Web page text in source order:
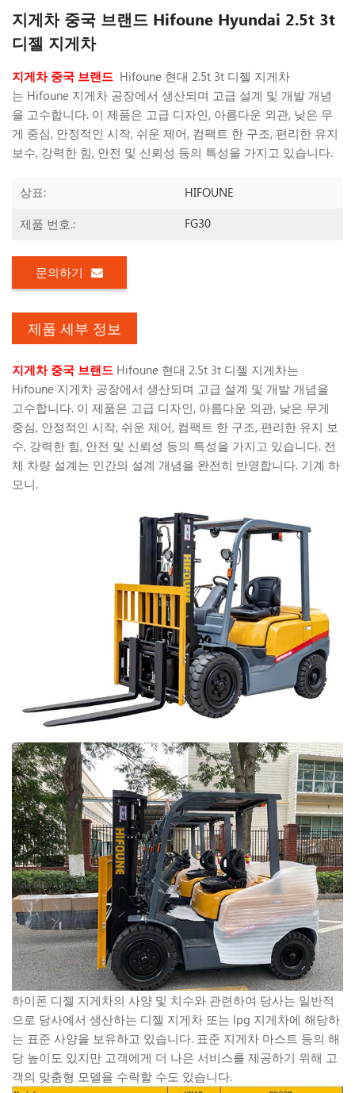
지게차 중국 브랜드 Hifoune Hyundai 2.5t 3t
디젤 지게차
지게차 중국 브랜드 Hifoune 현대 2.5t 3t 디젤 지게차
는 Hifoune 지게차 공장에서 생산되며 고급 설계 및 개발 개념
을 고수합니다. 이 제품은 고급 디자인, 아름다운 외관, 낮은 무
게 중심, 안정적인 시작, 쉬운 제어, 컴팩트 한 구조, 편리한 유지
보수, 강력한 힘, 안전 및 신뢰성 등의 특성을 가지고 있습니다.
상표: HIFOUNE
제품 번호.: FG30
문의하기
제품 세부 정보
지게차 중국 브랜드 Hifoune 현대 2.5t 3t 디젤 지게차는
Hifoune 지게차 공장에서 생산되며 고급 설계 및 개발 개념을
고수합니다. 이 제품은 고급 디자인, 아름다운 외관, 낮은 무게
중심, 안정적인 시작, 쉬운 제어, 컴팩트 한 구조, 편리한 유지 보
수, 강력한 힘, 안전 및 신뢰성 등의 특성을 가지고 있습니다. 전
체 차량 설계는 인간의 설계 개념을 완전히 반영합니다. 기계 하
모니.
하이폰 디젤 지게차의 사양 및 치수와 관련하여 당사는 일반적
으로 당사에서 생산하는 디젤 지게차 또는 lpg 지게차에 해당하
는 표준 사양을 보유하고 있습니다. 표준 지게차 마스트 등의 해
당 높이도 있지만 고객에게 더 나은 서비스를 제공하기 위해 고
객의 맞춤형 모델을 수락할 수도 있습니다.